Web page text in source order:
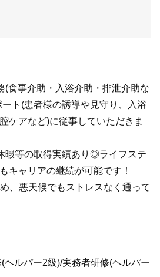
(食事介助・入浴介助・排泄介助な
ト(患者様の誘導や見守り、入浴
ケアなど)に従事していただきま
暇等の取得実績あり◎ライフステ
キャリアの継続が可能です！
、悪天候でもストレスなく通って
ヘルパー2級)/実務者研修(ヘルパー